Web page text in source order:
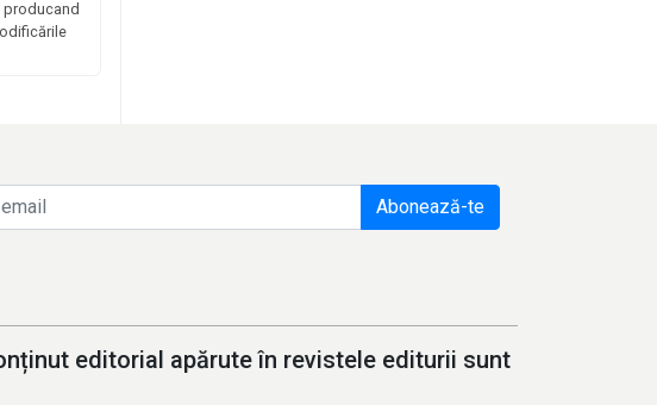
producand
Abonează-te
editorial apărute în revistele editurii sunt